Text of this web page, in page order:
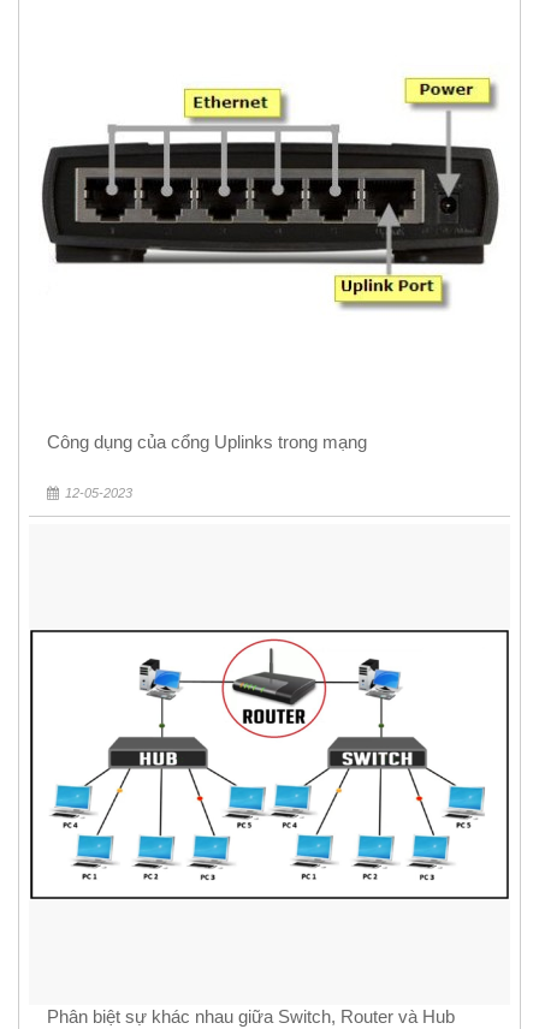
Công dụng của cổng Uplinks trong mạng
12-05-2023
Phân biệt sự khác nhau giữa Switch, Router và Hub